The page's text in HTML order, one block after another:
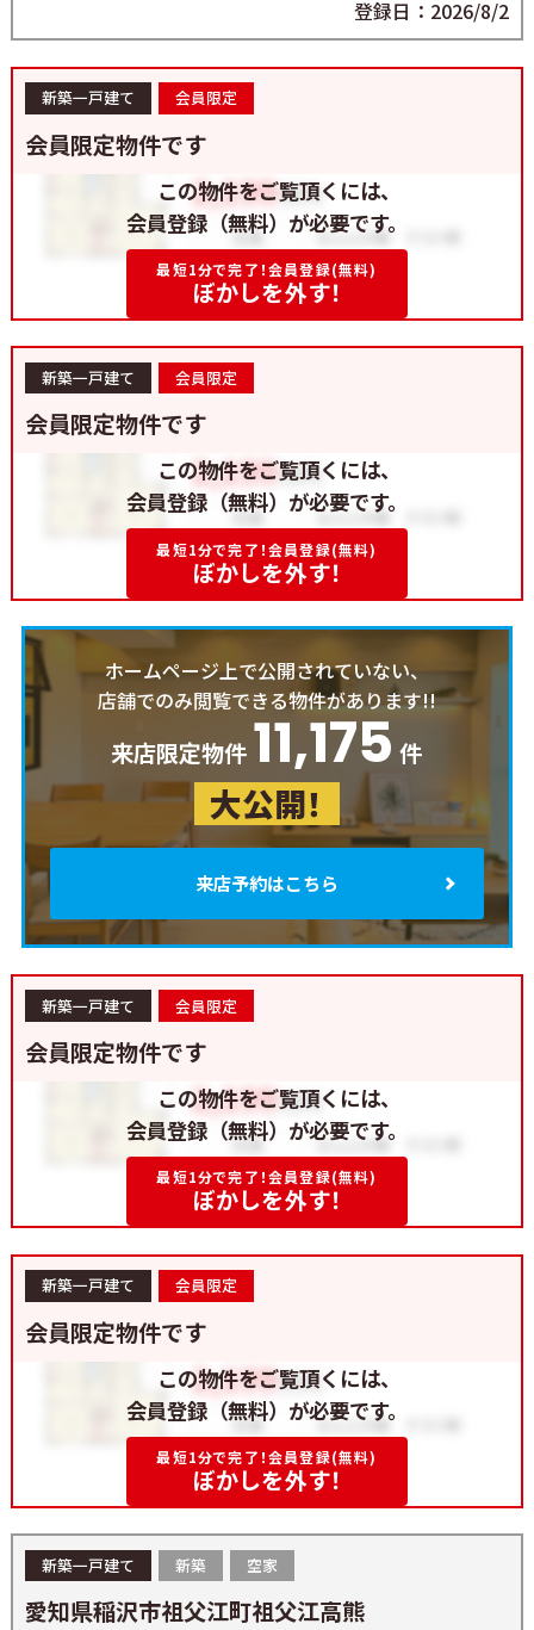
登録日：2026/8/2
新築一戸建て 会員限定
会員限定物件です
この物件をご覧頂くには、
会員登録（無料）が必要です。
最短1分で完了！会員登録(無料)
ぼかしを外す！
新築一戸建て 会員限定
会員限定物件です
この物件をご覧頂くには、
会員登録（無料）が必要です。
最短1分で完了！会員登録(無料)
ぼかしを外す！
ホームページ上で公開されていない、
店舗でのみ閲覧できる物件があります!!
来店限定物件 11,175 件
大公開！
来店予約はこちら
新築一戸建て 会員限定
会員限定物件です
この物件をご覧頂くには、
会員登録（無料）が必要です。
最短1分で完了！会員登録(無料)
ぼかしを外す！
新築一戸建て 会員限定
会員限定物件です
この物件をご覧頂くには、
会員登録（無料）が必要です。
最短1分で完了！会員登録(無料)
ぼかしを外す！
新築一戸建て 新築 空家
愛知県稲沢市祖父江町祖父江高熊